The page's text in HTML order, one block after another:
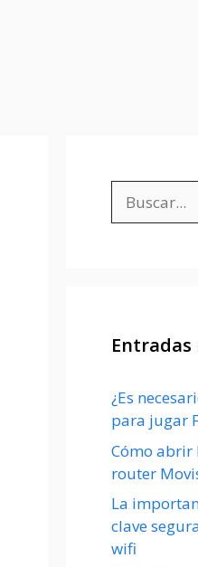
Entradas
¿Es
para jugar
Cómo abrir
router
La
clave
wifi